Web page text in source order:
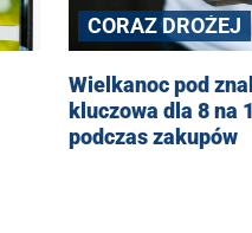
CORAZ DROŻEJ
Wielkanoc pod
kluczowa dla 8 na
podczas zakupów